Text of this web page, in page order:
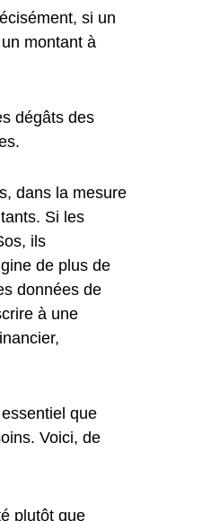
si un
montant à
dégâts des
dans la mesure
Si les
ils
de plus de
données de
à une
que
Voici, de
plutôt que